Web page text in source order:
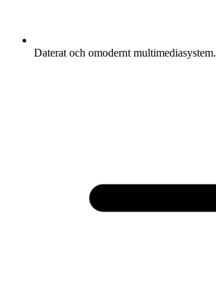
Daterat och omodernt multimediasystem.